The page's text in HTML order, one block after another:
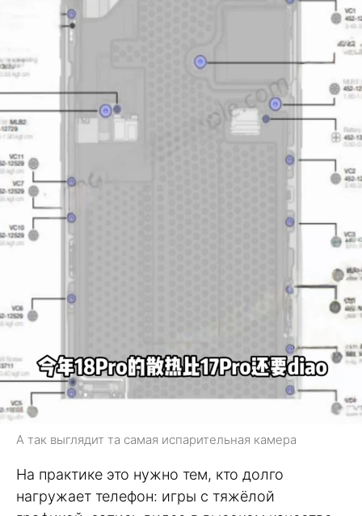
А так выглядит та самая испарительная камера
На практике это нужно тем, кто долго
нагружает телефон: игры с тяжёлой